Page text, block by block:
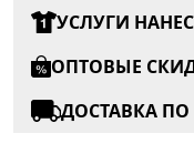
УСЛУГИ
ОПТОВЫЕ
ДОСТАВКА